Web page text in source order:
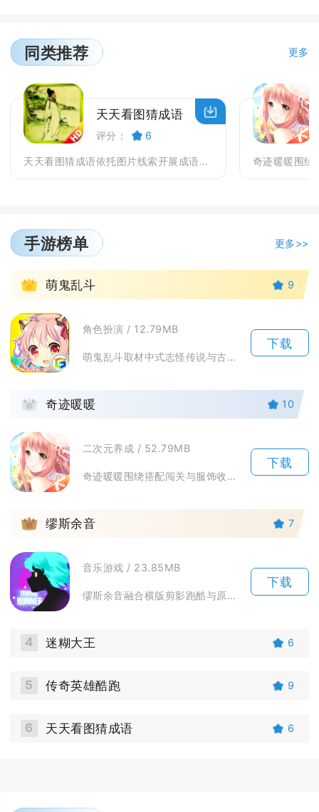
同类推荐 更多
天天看图猜成语
评分： 6
天天看图猜成语依托图片线索开展成语解谜，适合碎片时...
手游榜单 更多>>
1 萌鬼乱斗 9
角色扮演 / 12.79MB
萌鬼乱斗取材中式志怪传说与古典名著，把黑白无常、狐妖、历史名将全部萌化重塑，主打轻策略回合...
下载
2 奇迹暖暖 10
二次元养成 / 52.79MB
奇迹暖暖围绕搭配闯关与服饰收集展开长线养成游玩，玩家化身搭配师，跟随暖暖游历奇迹大陆七大国...
下载
3 缪斯余音 7
音乐游戏 / 23.85MB
缪斯余音融合横版剪影跑酷与原创电音节奏玩法，玩家操控剪影音灵跟随乐曲节拍完成闪避行进，每一...
下载
4 迷糊大王 6
5 传奇英雄酷跑 9
6 天天看图猜成语 6